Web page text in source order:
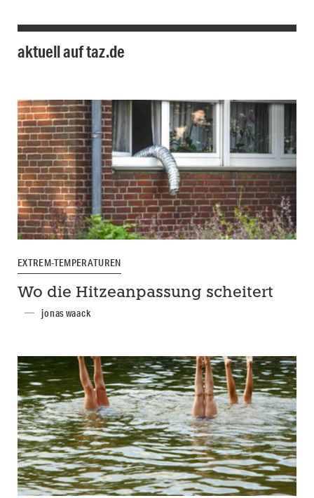
aktuell auf taz.de
EXTREM-TEMPERATUREN
Wo die Hitzeanpassung scheitert
jonas waack